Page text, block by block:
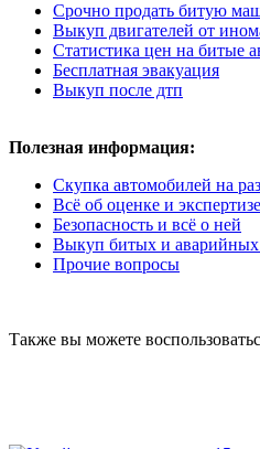
Срочно продать битую
Выкуп двигателей от
Статистика цен на битые
Бесплатная эвакуация
Выкуп после дтп
Полезная информация:
Скупка автомобилей на
Всё об оценке и
Безопасность и всё о ней
Выкуп битых и аварийных
Прочие вопросы
Также вы можете